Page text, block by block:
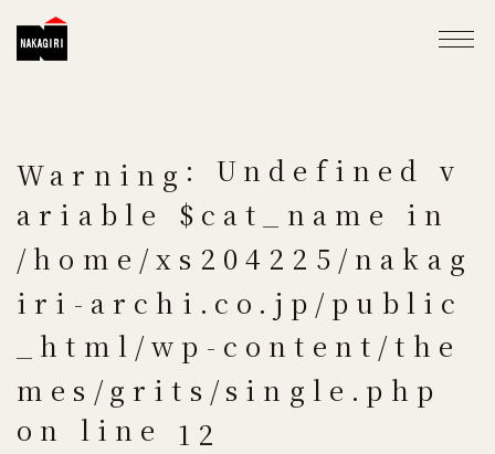
Warning : Undefined v
ariable $cat_name in
/home/xs204225/nakag
iri-archi.co.jp/public
_html/wp-content/the
mes/grits/single.php
on line 12